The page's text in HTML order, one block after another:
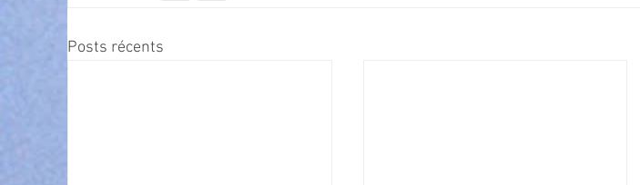
Posts récents